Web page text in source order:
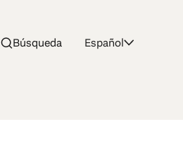
Búsqueda Español